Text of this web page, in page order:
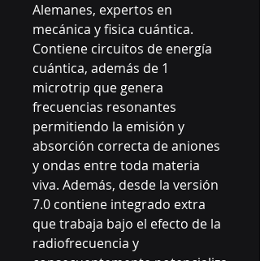
Alemanes, expertos en
mecánica y fisica cuántica.
Contiene circuitos de energía
cuántica, además de 1
microtrip que genera
frecuencias resonantes
permitiendo la emisión y
absorción correcta de aniones
y ondas entre toda materia
viva. Además, desde la versión
7.0 contiene integrado extra
que trabaja bajo el efecto de la
radiofrecuencia y